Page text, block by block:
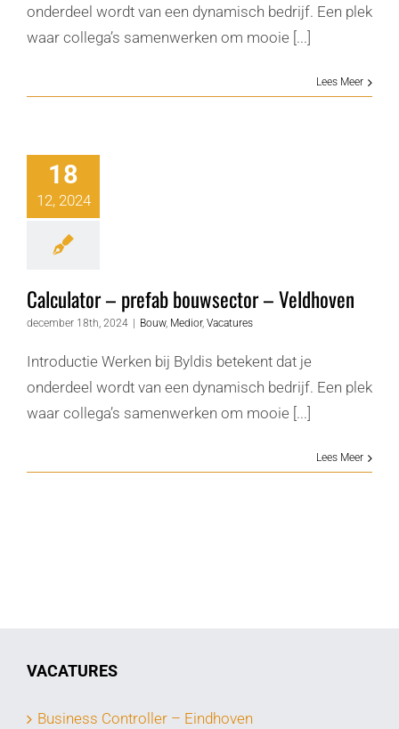
onderdeel wordt van een dynamisch bedrijf. Een plek
waar collega’s samenwerken om mooie [...]
Lees Meer
18
12, 2024
Calculator – prefab bouwsector – Veldhoven
december 18th, 2024 Bouw, Medior, Vacatures
Introductie Werken bij Byldis betekent dat je
onderdeel wordt van een dynamisch bedrijf. Een plek
waar collega’s samenwerken om mooie [...]
Lees Meer
VACATURES
Business Controller – Eindhoven